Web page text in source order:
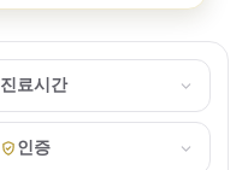
진료시간
인증